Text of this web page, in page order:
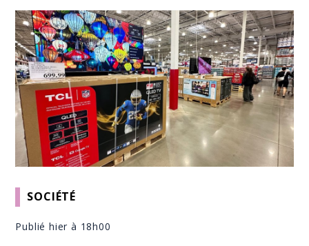
SOCIÉTÉ
Publié hier à 18h00